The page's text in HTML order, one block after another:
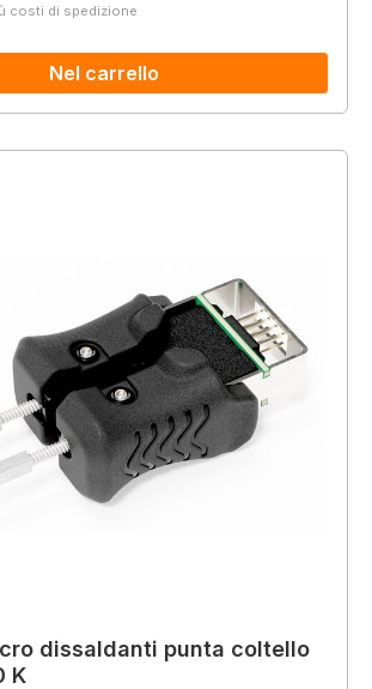
costi di spedizione
Nel carrello
dissaldanti punta coltello
K